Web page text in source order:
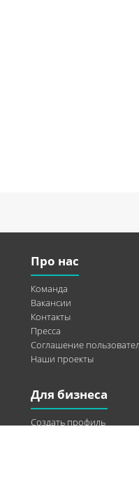
Про нас
Команда
Вакансии
Контакты
Пресса
Соглашение
Наши проекты
Для бизнеса
Создать профиль